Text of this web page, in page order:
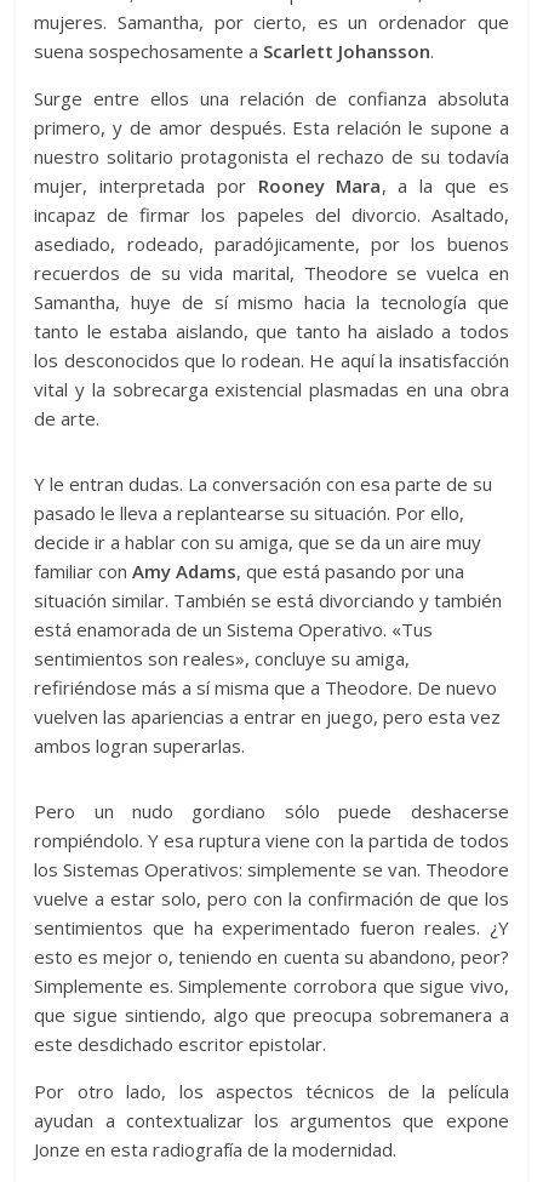
mujeres. Samantha, por cierto, es un ordenador que
suena sospechosamente a Scarlett Johansson.
Surge entre ellos una relación de confianza absoluta
primero, y de amor después. Esta relación le supone a
nuestro solitario protagonista el rechazo de su todavía
mujer, interpretada por Rooney Mara, a la que es
incapaz de firmar los papeles del divorcio. Asaltado,
asediado, rodeado, paradójicamente, por los buenos
recuerdos de su vida marital, Theodore se vuelca en
Samantha, huye de sí mismo hacia la tecnología que
tanto le estaba aislando, que tanto ha aislado a todos
los desconocidos que lo rodean. He aquí la insatisfacción
vital y la sobrecarga existencial plasmadas en una obra
de arte.
Y le entran dudas. La conversación con esa parte de su
pasado le lleva a replantearse su situación. Por ello,
decide ir a hablar con su amiga, que se da un aire muy
familiar conAmy Adams, que está pasando por una
situación similar. También se está divorciando y también
está enamorada de un Sistema Operativo. «Tus
sentimientos son reales», concluye su amiga,
refiriéndose más a sí misma que a Theodore. De nuevo
vuelven las apariencias a entrar en juego, pero esta vez
ambos logran superarlas.
Pero un nudo gordiano sólo puede deshacerse
rompiéndolo. Y esa ruptura viene con la partida de todos
los Sistemas Operativos: simplemente se van. Theodore
vuelve a estar solo, pero con la confirmación de que los
sentimientos que ha experimentado fueron reales. ¿Y
esto es mejor o, teniendo en cuenta su abandono, peor?
Simplemente es. Simplemente corrobora que sigue vivo,
que sigue sintiendo, algo que preocupa sobremanera a
este desdichado escritor epistolar.
Por otro lado, los aspectos técnicos de la película
ayudan a contextualizar los argumentos que expone
Jonze en esta radiografía de la modernidad.